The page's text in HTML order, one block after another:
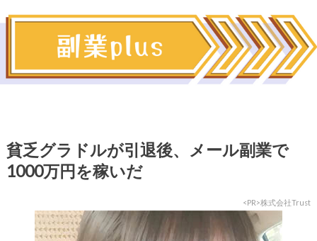
貧乏グラドルが引退後、メール副業で
1000万円を稼いだ
<PR>株式会社Trust